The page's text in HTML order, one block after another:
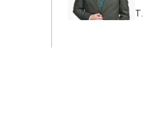
업무사례
T.